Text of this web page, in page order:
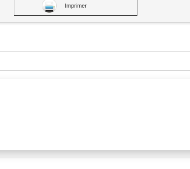
Imprimer